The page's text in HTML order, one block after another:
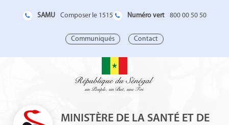
SAMU Composer le 1515 Numéro vert 800 00 50 50
Communiqués Contact
MINISTÈRE DE LA SANTÉ ET DE